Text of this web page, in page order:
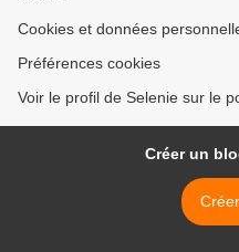
Cookies et données
Préférences cookies
Voir le profil de Selenie sur le
Créer un